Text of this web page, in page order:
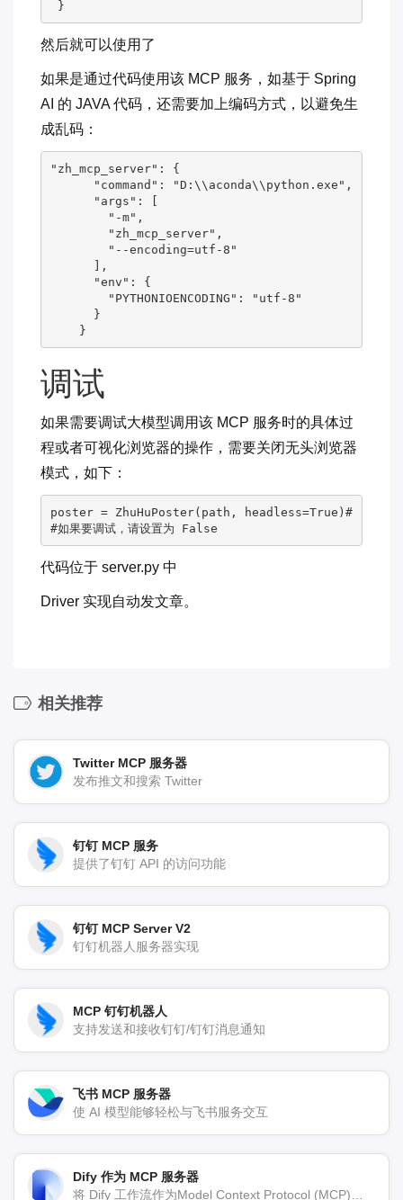
然后就可以使用了
如果是通过代码使用该 MCP 服务，如基于 Spring
AI 的 JAVA 代码，还需要加上编码方式，以避免生
成乱码：
"zh_mcp_server": {
    }
调试
如果需要调试大模型调用该 MCP 服务时的具体过
程或者可视化浏览器的操作，需要关闭无头浏览器
模式，如下：
poster = ZhuHuPoster(path, headless=True)#
代码位于 server.py 中
Driver 实现自动发文章。
相关推荐
Twitter MCP 服务器
发布推文和搜索 Twitter
钉钉 MCP 服务
提供了钉钉 API 的访问功能
钉钉 MCP Server V2
钉钉机器人服务器实现
MCP 钉钉机器人
支持发送和接收钉钉/钉钉消息通知
飞书 MCP 服务器
使 AI 模型能够轻松与飞书服务交互
Dify 作为 MCP 服务器